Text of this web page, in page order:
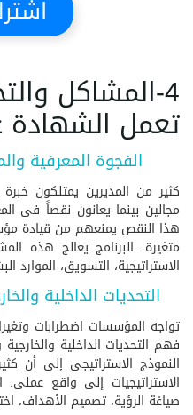
4-المشاكل
تعمل
الفجوة المعرفية
كثير من المديرين يمتلكون
مجالين بينما يعانون نقصاً فى
هذا النقص يمنعهم من قيادة
متغيرة. البرنامج يعالج هذه
الاستراتيجية، التسويق، الموارد
التحديات الداخلية
تواجه المؤسسات اضطرابات
فهم التحديات الداخلية
النموذج الاستراتيجى إلى أن
الاستراتيجيات إلى واقع عملى.
صياغة الرؤية، تصميم الأهداف،